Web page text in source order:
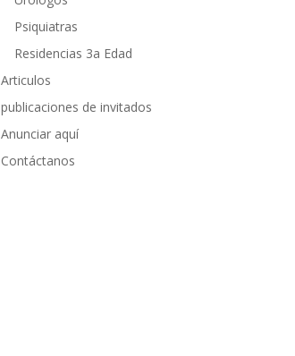
Psiquiatras
Residencias 3a Edad
Articulos
publicaciones de invitados
Anunciar aquí
Contáctanos